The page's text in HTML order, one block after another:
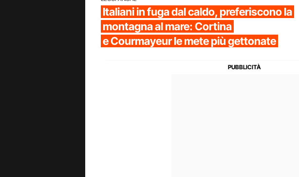
Italiani in fuga dal caldo, preferiscono la
montagna al mare: Cortina
e Courmayeur le mete più gettonate